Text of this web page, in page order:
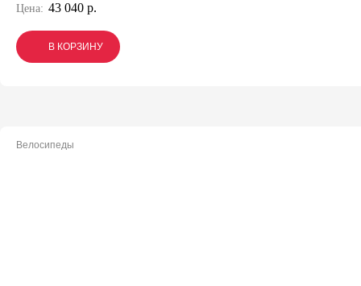
Цена: 43 040 р.
В КОРЗИНУ
В КОРЗИНУ
В КОРЗИНУ
Велосипеды